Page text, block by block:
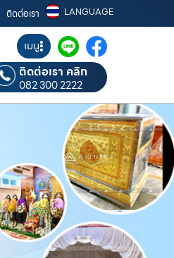
ติดต่อเรา LANGUAGE
เมนู
ติดต่อเรา คลิก
082 300 2222